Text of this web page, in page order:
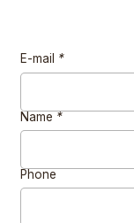
E-mail *
Name*
Phone